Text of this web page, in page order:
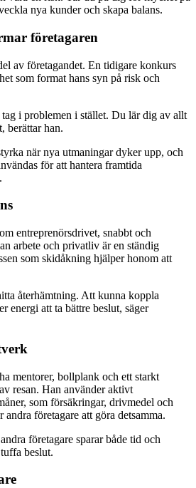
nya kunder och skapa balans.
företagaren
av företagandet. En tidigare konkurs
som format hans syn på risk och
i problemen i stället. Du lär dig av allt
berättar han.
när nya utmaningar dyker upp, och
för att hantera framtida
entreprenörsdrivet, snabbt och
arbete och privatliv är en ständig
som skidåkning hjälper honom att
återhämtning. Att kunna koppla
energi att ta bättre beslut, säger
mentorer, bollplank och ett starkt
resan. Han använder aktivt
som försäkringar, drivmedel och
företagare att göra detsamma.
företagare sparar både tid och
beslut.